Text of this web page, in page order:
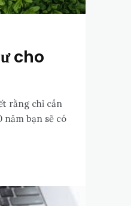
cho
rằng chỉ cần
năm bạn sẽ có